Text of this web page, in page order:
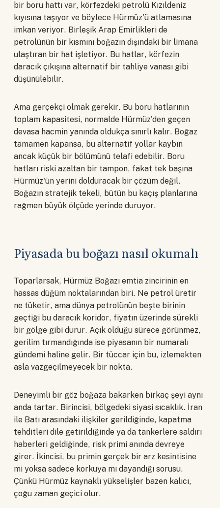
bir boru hattı var, körfezdeki petrolü Kızıldeniz
kıyısına taşıyor ve böylece Hürmüz'ü atlamasına
imkan veriyor. Birleşik Arap Emirlikleri de
petrolünün bir kısmını boğazın dışındaki bir limana
ulaştıran bir hat işletiyor. Bu hatlar, körfezin
daracık çıkışına alternatif bir tahliye vanası gibi
düşünülebilir.
Ama gerçekçi olmak gerekir. Bu boru hatlarının
toplam kapasitesi, normalde Hürmüz'den geçen
devasa hacmin yanında oldukça sınırlı kalır. Boğaz
tamamen kapansa, bu alternatif yollar kaybın
ancak küçük bir bölümünü telafi edebilir. Boru
hatları riski azaltan bir tampon, fakat tek başına
Hürmüz'ün yerini dolduracak bir çözüm değil.
Boğazın stratejik tekeli, bütün bu kaçış planlarına
rağmen büyük ölçüde yerinde duruyor.
Piyasada bu boğazı nasıl okumalı
Toparlarsak, Hürmüz Boğazı emtia zincirinin en
hassas düğüm noktalarından biri. Ne petrol üretir
ne tüketir, ama dünya petrolünün beşte birinin
geçtiği bu daracık koridor, fiyatın üzerinde sürekli
bir gölge gibi durur. Açık olduğu sürece görünmez,
gerilim tırmandığında ise piyasanın bir numaralı
gündemi haline gelir. Bir tüccar için bu, izlemekten
asla vazgeçilmeyecek bir nokta.
Deneyimli bir göz boğaza bakarken birkaç şeyi aynı
anda tartar. Birincisi, bölgedeki siyasi sıcaklık. İran
ile Batı arasındaki ilişkiler gerildiğinde, kapatma
tehditleri dile getirildiğinde ya da tankerlere saldırı
haberleri geldiğinde, risk primi anında devreye
girer. İkincisi, bu primin gerçek bir arz kesintisine
mi yoksa sadece korkuya mı dayandığı sorusu.
Çünkü Hürmüz kaynaklı yükselişler bazen kalıcı,
çoğu zaman geçici olur.